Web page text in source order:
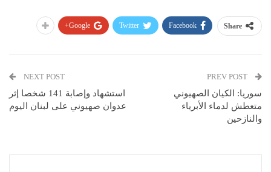
Share
Facebook
Twitter
Google+
سوريا: الكيان الصهيوني
متعطش لدماء الأبرياء
والنازحين
NEXT POST
استشهاد وإصابة 141 شخصا إثر
عدوان صهيوني على لبنان اليوم